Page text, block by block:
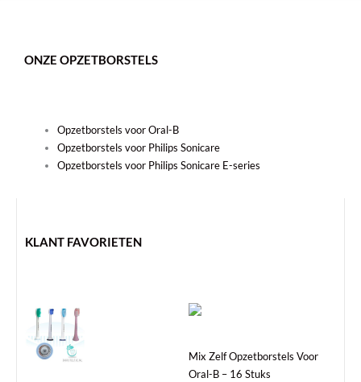
ONZE OPZETBORSTELS
Opzetborstels voor Oral-B
Opzetborstels voor Philips Sonicare
Opzetborstels voor Philips Sonicare E-series
KLANT FAVORIETEN
Mix Zelf Opzetborstels Voor
Oral-B – 16 Stuks